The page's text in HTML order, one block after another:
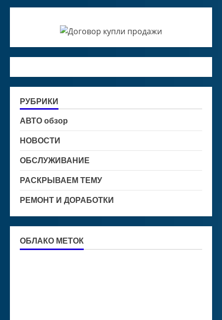
РУБРИКИ
АВТО обзор
НОВОСТИ
ОБСЛУЖИВАНИЕ
РАСКРЫВАЕМ ТЕМУ
РЕМОНТ И ДОРАБОТКИ
ОБЛАКО МЕТОК